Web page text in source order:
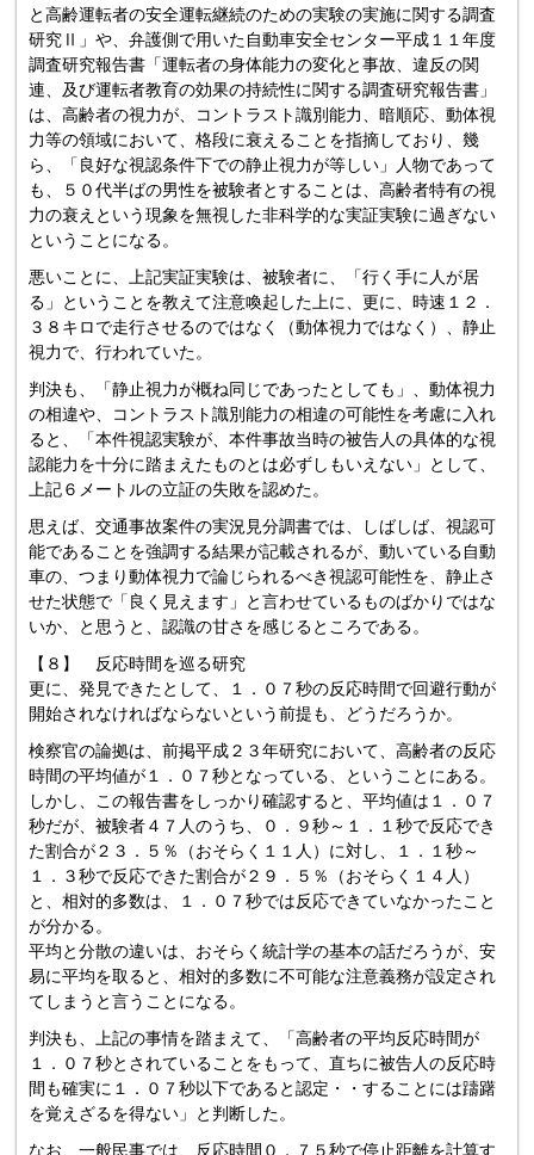
と高齢運転者の安全運転継続のための実験の実施に関する調査
研究Ⅱ」や、弁護側で用いた自動車安全センター平成１１年度
調査研究報告書「運転者の身体能力の変化と事故、違反の関
連、及び運転者教育の効果の持続性に関する調査研究報告書」
は、高齢者の視力が、コントラスト識別能力、暗順応、動体視
力等の領域において、格段に衰えることを指摘しており、幾
ら、「良好な視認条件下での静止視力が等しい」人物であって
も、５０代半ばの男性を被験者とすることは、高齢者特有の視
力の衰えという現象を無視した非科学的な実証実験に過ぎない
ということになる。
悪いことに、上記実証実験は、被験者に、「行く手に人が居
る」ということを教えて注意喚起した上に、更に、時速１２．
３８キロで走行させるのではなく（動体視力ではなく）、静止
視力で、行われていた。
判決も、「静止視力が概ね同じであったとしても」、動体視力
の相違や、コントラスト識別能力の相違の可能性を考慮に入れ
ると、「本件視認実験が、本件事故当時の被告人の具体的な視
認能力を十分に踏まえたものとは必ずしもいえない」として、
上記６メートルの立証の失敗を認めた。
思えば、交通事故案件の実況見分調書では、しばしば、視認可
能であることを強調する結果が記載されるが、動いている自動
車の、つまり動体視力で論じられるべき視認可能性を、静止さ
せた状態で「良く見えます」と言わせているものばかりではな
いか、と思うと、認識の甘さを感じるところである。
【８】 反応時間を巡る研究
更に、発見できたとして、１．０７秒の反応時間で回避行動が
開始されなければならないという前提も、どうだろうか。
検察官の論拠は、前掲平成２３年研究において、高齢者の反応
時間の平均値が１．０７秒となっている、ということにある。
しかし、この報告書をしっかり確認すると、平均値は１．０７
秒だが、被験者４７人のうち、０．９秒～１．１秒で反応でき
た割合が２３．５％（おそらく１１人）に対し、１．１秒～
１．３秒で反応できた割合が２９．５％（おそらく１４人）
と、相対的多数は、１．０７秒では反応できていなかったこと
が分かる。
平均と分散の違いは、おそらく統計学の基本の話だろうが、安
易に平均を取ると、相対的多数に不可能な注意義務が設定され
てしまうと言うことになる。
判決も、上記の事情を踏まえて、「高齢者の平均反応時間が
１．０７秒とされていることをもって、直ちに被告人の反応時
間も確実に１．０７秒以下であると認定・・することには躊躇
を覚えざるを得ない」と判断した。
なお、一般民事では、反応時間０．７５秒で停止距離を計算す